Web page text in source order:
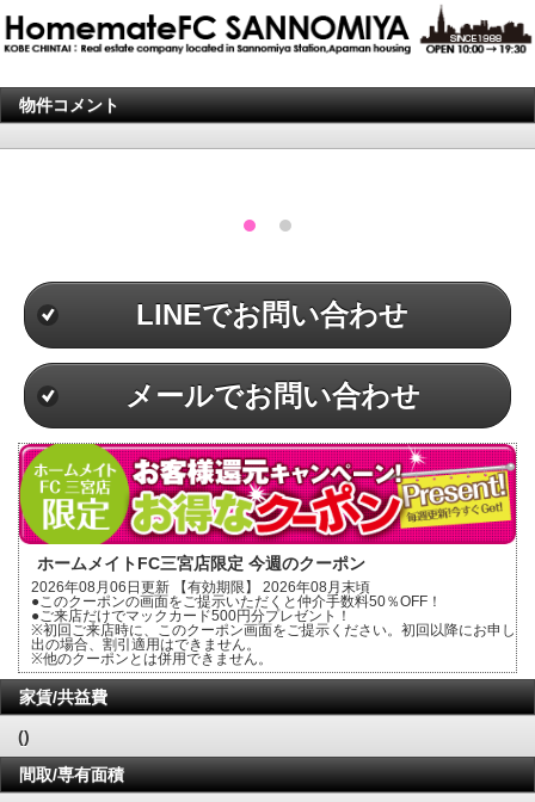
物件コメント
LINEでお問い合わせ
メールでお問い合わせ
ホームメイトFC三宮店限定 今週のクーポン
2026年08月06日更新 【有効期限】 2026年08月末頃
●このクーポンの画面をご提示いただくと仲介手数料50％OFF！
●ご来店だけでマックカード500円分プレゼント！
※初回ご来店時に、このクーポン画面をご提示ください。初回以降にお申し
出の場合、割引適用はできません。
※他のクーポンとは併用できません。
家賃/共益費
()
間取/専有面積